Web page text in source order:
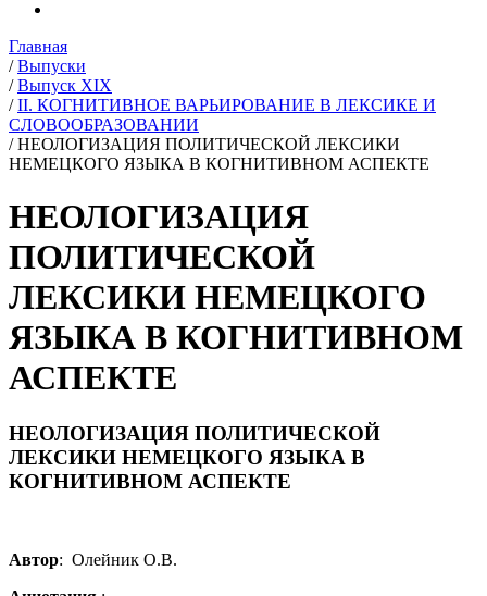
Главная
/ Выпуски
/ Выпуск XIX
/ II. КОГНИТИВНОЕ ВАРЬИРОВАНИЕ В ЛЕКСИКЕ И
СЛОВООБРАЗОВАНИИ
/ НЕОЛОГИЗАЦИЯ ПОЛИТИЧЕСКОЙ ЛЕКСИКИ
НЕМЕЦКОГО ЯЗЫКА В КОГНИТИВНОМ АСПЕКТЕ
НЕОЛОГИЗАЦИЯ
ПОЛИТИЧЕСКОЙ
ЛЕКСИКИ НЕМЕЦКОГО
ЯЗЫКА В КОГНИТИВНОМ
АСПЕКТЕ
НЕОЛОГИЗАЦИЯ ПОЛИТИЧЕСКОЙ
ЛЕКСИКИ НЕМЕЦКОГО ЯЗЫКА В
КОГНИТИВНОМ АСПЕКТЕ
Автор: Олейник О.В.